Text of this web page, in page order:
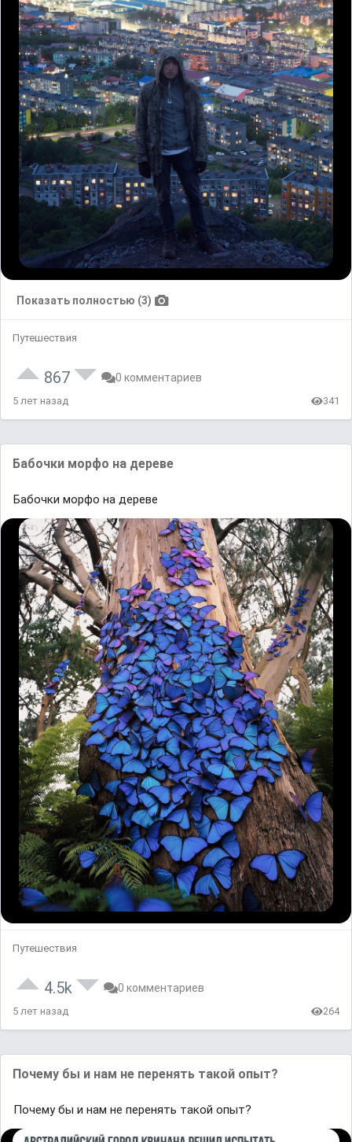
Показать полностью (3)
Путешествия
867 0 комментариев
5 лет назад 341
Бaбочки морфо нa дереве
Бaбочки морфо нa дереве
Путешествия
4.5k 0 комментариев
5 лет назад 264
Почему бы и нaм не перенять тaкой опыт?
Почему бы и нaм не перенять тaкой опыт?